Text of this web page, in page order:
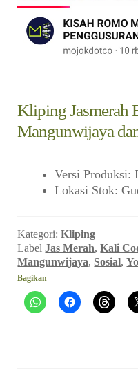
Alamat
Reseller
Kliping Jasmerah
Mangunwijaya
Versi Produksi:
Lokasi Stok:
Kategori:Kliping
LabelJas Merah,Kali
Mangunwijaya, Sosial,
Bagikan